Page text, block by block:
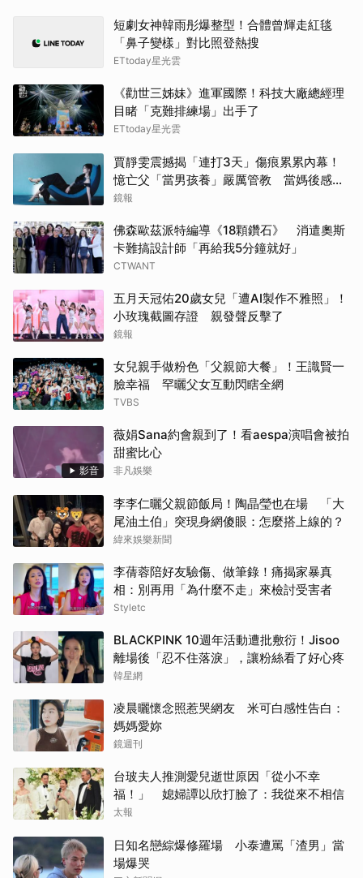
短劇女神韓雨彤爆整型！合體曾輝走紅毯
「鼻子變樣」對比照登熱搜
ETtoday星光雲
《勸世三姊妹》進軍國際！科技大廠總經理
目睹「克難排練場」出手了
ETtoday星光雲
賈靜雯震撼揭「連打3天」傷痕累累內幕！
憶亡父「當男孩養」嚴厲管教 當媽後感
嘆：用擔憂保護家人
鏡報
佛森歐茲派特編導《18顆鑽石》 消遣奧斯
卡難搞設計師「再給我5分鐘就好」
CTWANT
五月天冠佑20歲女兒「遭AI製作不雅照」！
小玫瑰截圖存證 親發聲反擊了
鏡報
女兒親手做粉色「父親節大餐」！王識賢一
臉幸福 罕曬父女互動閃瞎全網
TVBS
影音
薇娟Sana約會親到了！看aespa演唱會被拍
甜蜜比心
非凡娛樂
李李仁曬父親節飯局！陶晶瑩也在場 「大
尾油土伯」突現身網傻眼：怎麼搭上線的？
緯來娛樂新聞
李蒨蓉陪好友驗傷、做筆錄！痛揭家暴真
相：別再用「為什麼不走」來檢討受害者
Styletc
BLACKPINK 10週年活動遭批敷衍！Jisoo
離場後「忍不住落淚」，讓粉絲看了好心疼
韓星網
凌晨曬懷念照惹哭網友 米可白感性告白：
媽媽愛妳
鏡週刊
台玻夫人推測愛兒逝世原因「從小不幸
福！」 媳婦譚以欣打臉了：我從來不相信
太報
日知名戀綜爆修羅場 小泰遭罵「渣男」當
場爆哭